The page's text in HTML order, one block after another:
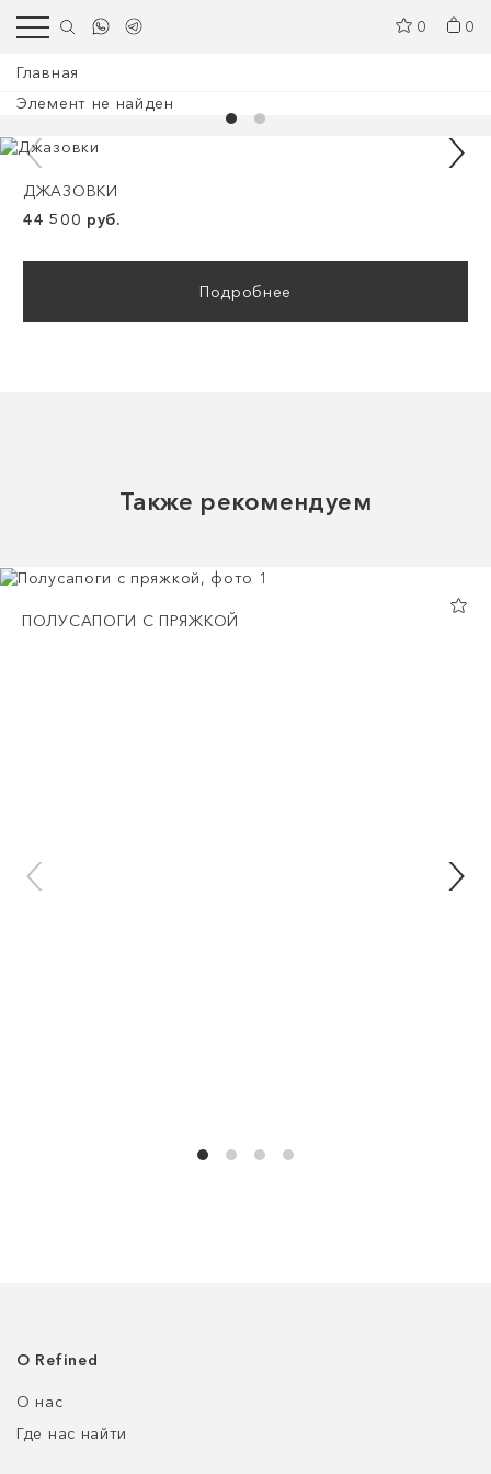
0 0
Главная
Элемент не найден
ДЖАЗОВКИ
44 500 руб.
Подробнее
Также рекомендуем
ПОЛУСАПОГИ С ПРЯЖКОЙ
О Refined
О нас
Где нас найти